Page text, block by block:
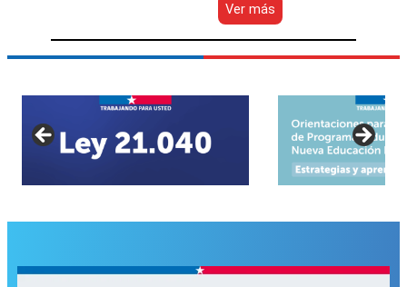
Ver más
Columna
de
Opinión
Director:
“Avanzar
con
SLEP”